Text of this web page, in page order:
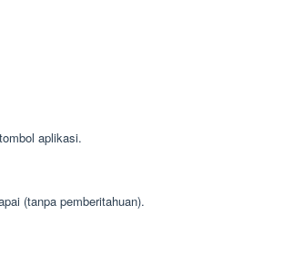
aplikasi.
(tanpa pemberitahuan).